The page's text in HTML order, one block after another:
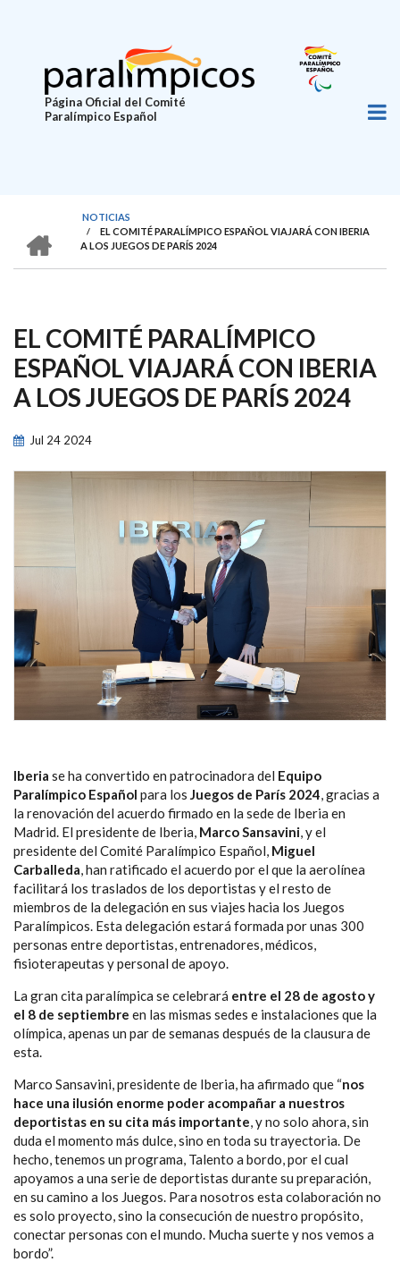
principal
Página Oficial del Comité
Paralímpico Español
SOBRESCRIBIR
ENLACES
AYUDA
A
LA
NAVEGACIÓN
NOTICIAS
/
EL COMITÉ PARALÍMPICO ESPAÑOL VIAJARÁ CON IBERIA
A LOS JUEGOS DE PARÍS 2024
EL COMITÉ PARALÍMPICO
ESPAÑOL VIAJARÁ CON IBERIA
A LOS JUEGOS DE PARÍS 2024
Jul 24 2024
Iberia se ha convertido en patrocinadora del Equipo
Paralímpico Español para los Juegos de París 2024, gracias a
la renovación del acuerdo firmado en la sede de Iberia en
Madrid. El presidente de Iberia, Marco Sansavini, y el
presidente del Comité Paralímpico Español, Miguel
Carballeda, han ratificado el acuerdo por el que la aerolínea
facilitará los traslados de los deportistas y el resto de
miembros de la delegación en sus viajes hacia los Juegos
Paralímpicos. Esta delegación estará formada por unas 300
personas entre deportistas, entrenadores, médicos,
fisioterapeutas y personal de apoyo.
La gran cita paralímpica se celebrará entre el 28 de agosto y
el 8 de septiembre en las mismas sedes e instalaciones que la
olímpica, apenas un par de semanas después de la clausura de
esta.
Marco Sansavini, presidente de Iberia, ha afirmado que “nos
hace una ilusión enorme poder acompañar a nuestros
deportistas en su cita más importante, y no solo ahora, sin
duda el momento más dulce, sino en toda su trayectoria. De
hecho, tenemos un programa, Talento a bordo, por el cual
apoyamos a una serie de deportistas durante su preparación,
en su camino a los Juegos. Para nosotros esta colaboración no
es solo proyecto, sino la consecución de nuestro propósito,
conectar personas con el mundo. Mucha suerte y nos vemos a
bordo”.